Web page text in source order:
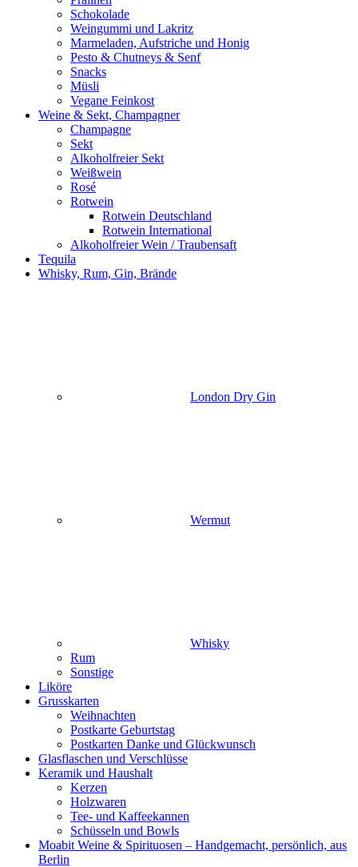
Schokolade
Weingummi und Lakritz
Marmeladen, Aufstriche und Honig
Pesto & Chutneys & Senf
Snacks
Müsli
Vegane Feinkost
Weine & Sekt, Champagner
Champagne
Sekt
Alkoholfreier Sekt
Weißwein
Rosé
Rotwein
Rotwein Deutschland
Rotwein International
Alkoholfreier Wein / Traubensaft
Tequila
Whisky, Rum, Gin, Brände
London Dry Gin
Wermut
Whisky
Rum
Sonstige
Liköre
Grusskarten
Weihnachten
Postkarte Geburtstag
Postkarten Danke und Glückwunsch
Glasflaschen und Verschlüsse
Keramik und Haushalt
Kerzen
Holzwaren
Tee- und Kaffeekannen
Schüsseln und Bowls
Moabit Weine & Spirituosen – Handgemacht, persönlich, aus
Berlin